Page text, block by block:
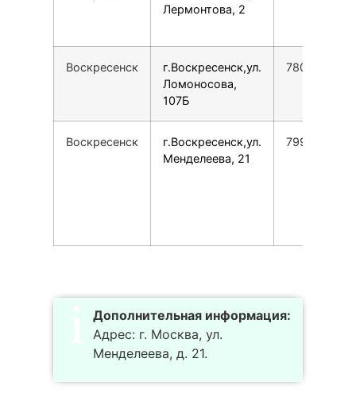
Лермонтова, 2
Воскресенск
г.Воскресенск,ул.
Ломоносова,
107Б
Воскресенск
г.Воскресенск,ул.
Менделеева, 21
Дополнительная информация:
Адрес: г. Москва, ул.
Менделеева, д. 21.